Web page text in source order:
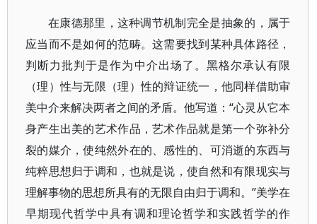
在康德那里，这种调节机制完全是抽象的，属于
应当而不是如何的范畴。这需要找到某种具体路径，
判断力批判于是作为中介出场了。黑格尔承认有限
（理）性与无限（理）性的辩证统一，他同样借助审
美中介来解决两者之间的矛盾。他写道：“心灵从它本
身产生出美的艺术作品，艺术作品就是第一个弥补分
裂的媒介，使纯然外在的、感性的、可消逝的东西与
纯粹思想归于调和，也就是说，使自然和有限现实与
理解事物的思想所具有的无限自由归于调和。”美学在
早期现代哲学中具有调和理论哲学和实践哲学的作